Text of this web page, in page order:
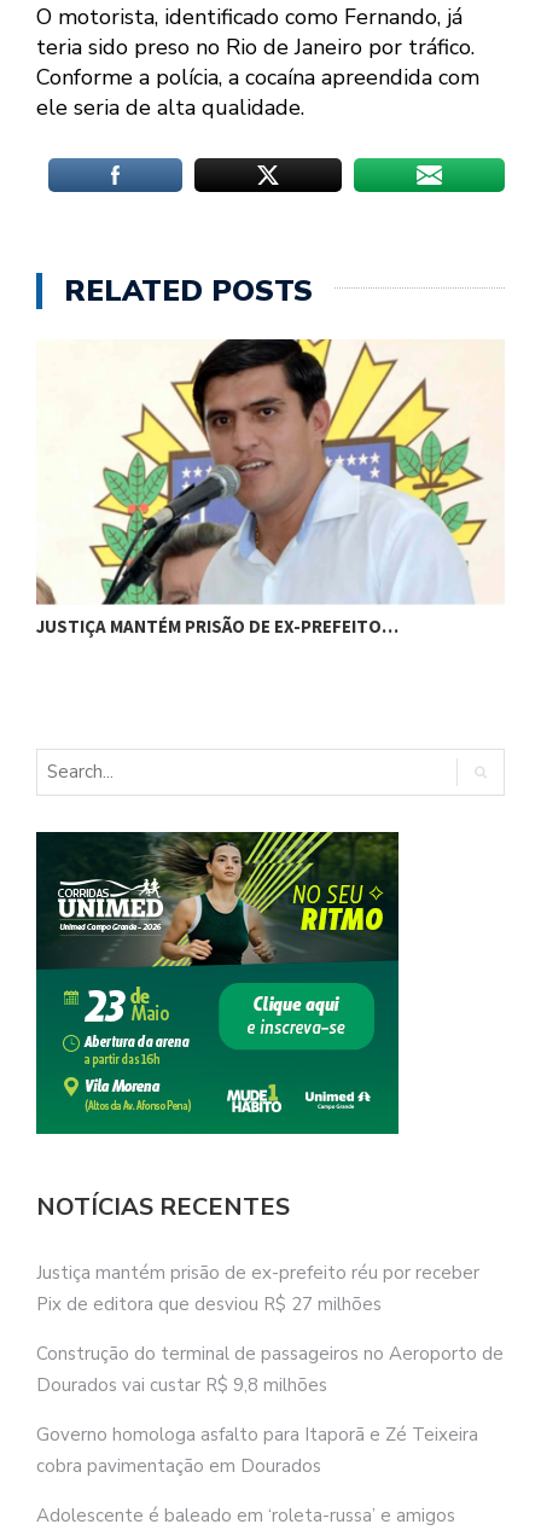
O motorista, identificado como Fernando, já
teria sido preso no Rio de Janeiro por tráfico.
Conforme a polícia, a cocaína apreendida com
ele seria de alta qualidade.
RELATED POSTS
JUSTIÇA MANTÉM PRISÃO DE EX-PREFEITO…
NOTÍCIAS RECENTES
Justiça mantém prisão de ex-prefeito réu por receber
Pix de editora que desviou R$ 27 milhões
Construção do terminal de passageiros no Aeroporto de
Dourados vai custar R$ 9,8 milhões
Governo homologa asfalto para Itaporã e Zé Teixeira
cobra pavimentação em Dourados
Adolescente é baleado em ‘roleta-russa’ e amigos